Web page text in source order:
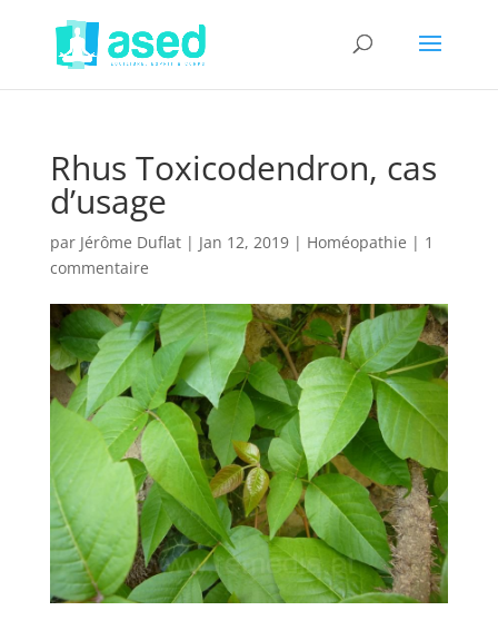
Rhus Toxicodendron, cas
d’usage
par Jérôme Duflat| Jan 12, 2019| Homéopathie | 1
commentaire